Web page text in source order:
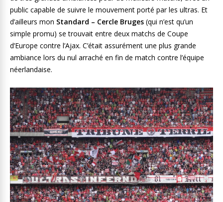
public capable de suivre le mouvement porté par les ultras. Et
d’ailleurs mon Standard – Cercle Bruges (qui n’est qu’un
simple promu) se trouvait entre deux matchs de Coupe
d’Europe contre l’Ajax. C’était assurément une plus grande
ambiance lors du nul arraché en fin de match contre l’équipe
néerlandaise.